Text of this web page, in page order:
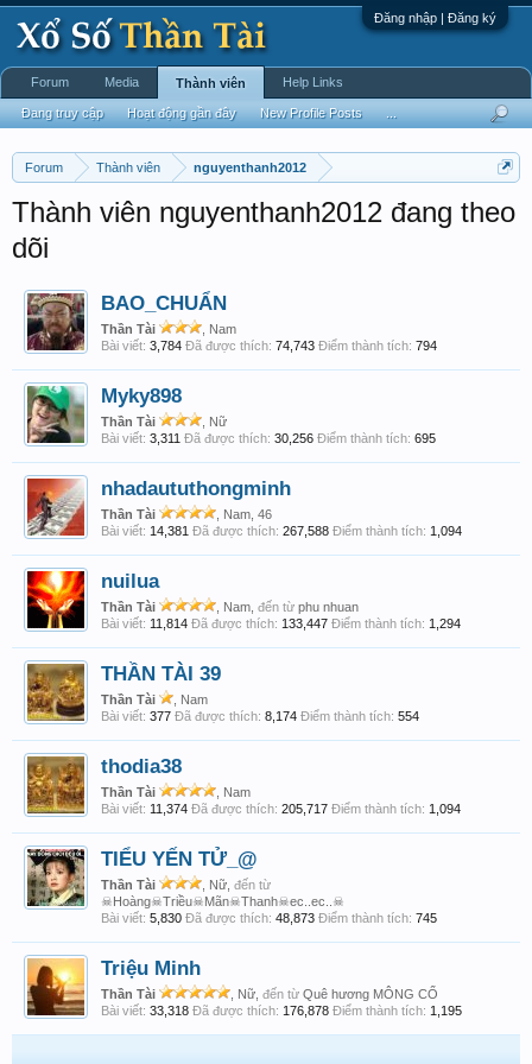
Đăng nhập | Đăng ký
Forum Thành viên nguyenthanh2012
Thành viên nguyenthanh2012 đang theo
dõi
BAO_CHUẨN
Thần Tài
, Nam
Bài viết: 3,784 Đã được thích: 74,743 Điểm thành tích: 794
Myky898
Thần Tài
, Nữ
Bài viết: 3,311 Đã được thích: 30,256 Điểm thành tích: 695
nhadaututhongminh
Thần Tài
, Nam, 46
Bài viết: 14,381 Đã được thích: 267,588 Điểm thành tích: 1,094
nuilua
Thần Tài , Nam, đến từ phu nhuan
Bài viết: 11,814 Đã được thích: 133,447 Điểm thành tích: 1,294
THẦN TÀI 39
Thần Tài
, Nam
Bài viết: 377 Đã được thích: 8,174 Điểm thành tích: 554
thodia38
Thần Tài
, Nam
Bài viết: 11,374 Đã được thích: 205,717 Điểm thành tích: 1,094
TIỂU YẾN TỬ_@
Thần Tài , Nữ, đến từ
☠Hoàng☠Triều☠Mãn☠Thanh☠ec..ec..☠
Bài viết: 5,830 Đã được thích: 48,873 Điểm thành tích: 745
Triệu Minh
Thần Tài , Nữ, đến từ Quê hương MÔNG CỔ
Bài viết: 33,318 Đã được thích: 176,878 Điểm thành tích: 1,195
Forum Media Thành viên
Đang truy cập Hoạt động gần đây New Profile Posts
Help Links